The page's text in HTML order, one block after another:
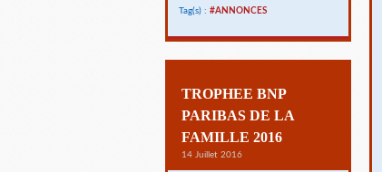
Tag(s) : #ANNONCES
TROPHEE BNP
PARIBAS DE LA
FAMILLE 2016
14 Juillet 2016